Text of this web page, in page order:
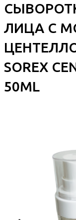
ЛИЦА С
SOREX
50ML